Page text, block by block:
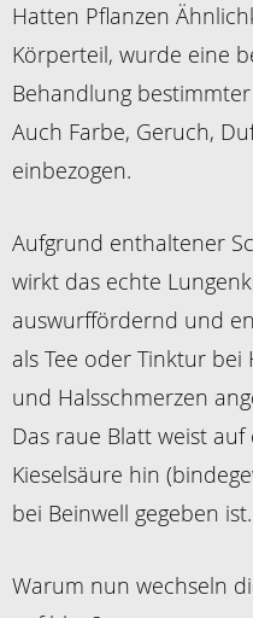
Hatten Pflanzen
Körperteil, wurde eine
Behandlung
Auch Farbe, Geruch,
einbezogen.
Aufgrund enthaltener
wirkt das echte
auswurffördernd und
als Tee oder Tinktur
und Halsschmerzen
Das raue Blatt weist
Kieselsäure hin
bei Beinwell gegeben ist.
Warum nun wechseln